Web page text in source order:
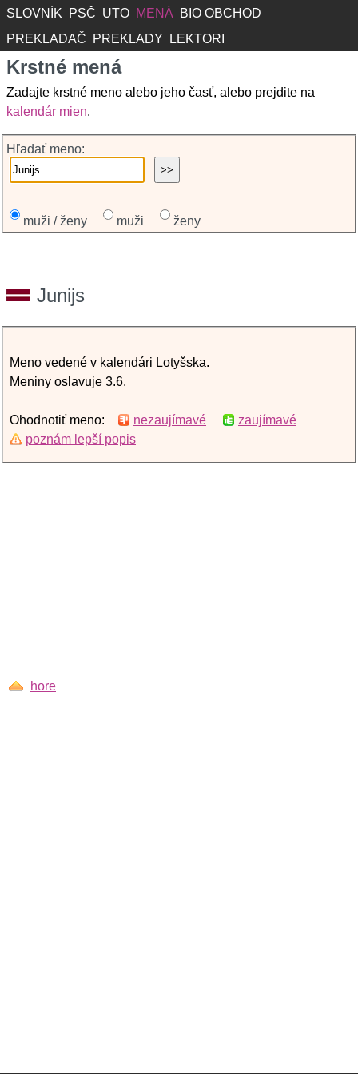
SLOVNÍK PSČ UTO MENÁ
BIO OBCHOD
PREKLADAČ
PREKLADY LEKTORI
Krstné mená
Zadajte krstné meno alebo jeho časť, alebo prejdite na
kalendár mien.
Hľadať meno:
muži / ženy muži ženy
Junijs
Meno vedené v kalendári Lotyšska.
Meniny oslavuje 3.6.
Ohodnotiť meno: nezaujímavé
zaujímavé
poznám lepší popis
hore